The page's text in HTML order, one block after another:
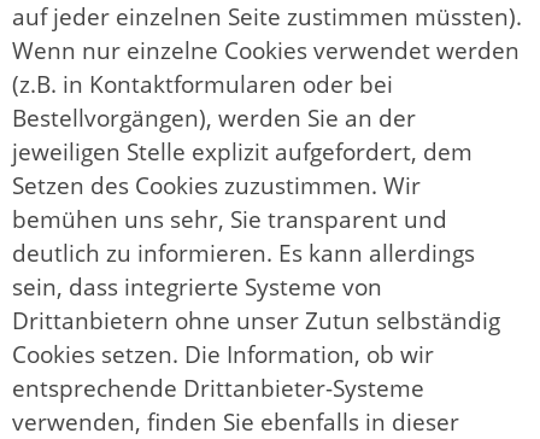
auf jeder einzelnen Seite zustimmen müssten).
Wenn nur einzelne Cookies verwendet werden
(z.B. in Kontaktformularen oder bei
Bestellvorgängen), werden Sie an der
jeweiligen Stelle explizit aufgefordert, dem
Setzen des Cookies zuzustimmen. Wir
bemühen uns sehr, Sie transparent und
deutlich zu informieren. Es kann allerdings
sein, dass integrierte Systeme von
Drittanbietern ohne unser Zutun selbständig
Cookies setzen. Die Information, ob wir
entsprechende Drittanbieter-Systeme
verwenden, finden Sie ebenfalls in dieser